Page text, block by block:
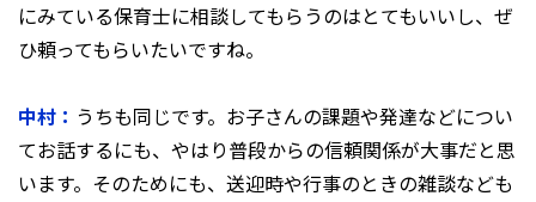
にみている保育士に相談してもらうのはとてもいいし、ぜ
ひ頼ってもらいたいですね。
中村： うちも同じです。お子さんの課題や発達などについ
てお話するにも、やはり普段からの信頼関係が大事だと思
います。そのためにも、送迎時や行事のときの雑談なども